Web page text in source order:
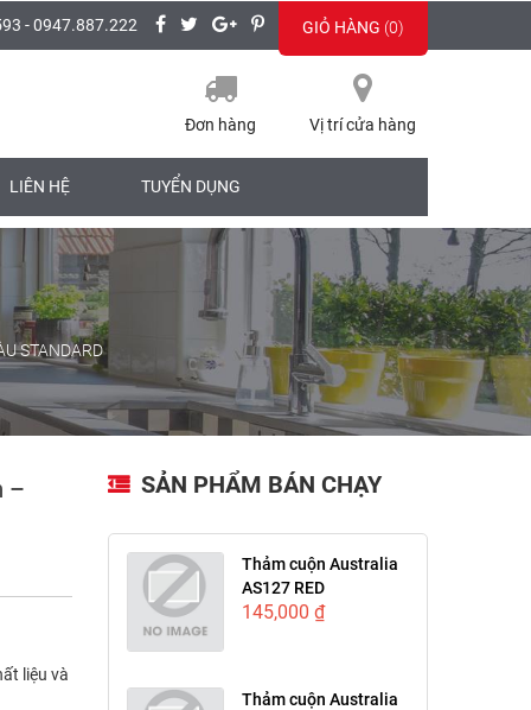
GIỎ HÀNG (0)
- 0947.887.222
Đơn hàng Vị trí cửa hàng
LIÊN HỆ TUYỂN DỤNG
STANDARD
–
liệu và
SẢN PHẨM BÁN CHẠY
Thảm cuộn Australia
AS127 RED
145,000 ₫
Thảm cuộn Australia